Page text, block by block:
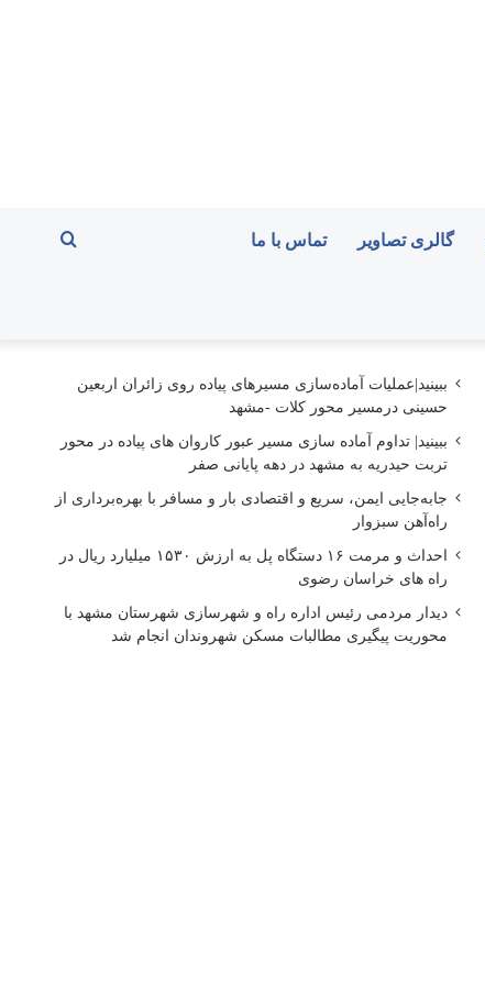
گالری تصاویر تماس با ما جستجو
ببینید|عملیات آماده‌سازی مسیرهای پیاده روی زائران اربعین
حسینی درمسیر محور کلات -مشهد
ببینید| تداوم آماده سازی مسیر عبور کاروان های پیاده در محور
تربت حیدریه به مشهد در دهه پایانی صفر
جابه‌جایی ایمن، سریع و اقتصادی بار و مسافر با بهره‌برداری از
راه‌آهن سبزوار
احداث و مرمت ۱۶ دستگاه پل به ارزش ۱۵۳۰ میلیارد ریال در
راه های خراسان رضوی
دیدار مردمی رئیس اداره راه و شهرسازی شهرستان مشهد با
محوریت پیگیری مطالبات مسکن شهروندان انجام شد